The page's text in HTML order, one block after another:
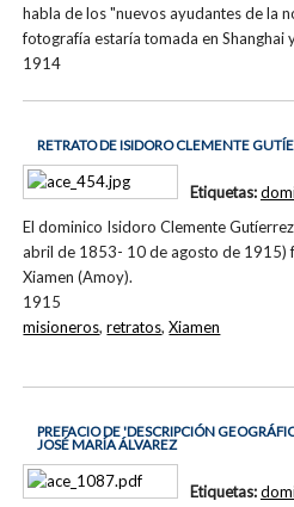
habla de los "nuevos ayudantes de la
fotografía estaría tomada en Shanghai
1914
RETRATO DE ISIDORO CLEMENTE
El dominico Isidoro Clemente
abril de 1853- 10 de agosto de 1915)
Xiamen (Amoy).
1915
Etiquetas:
misioneros,retratos,Xiamen
PREFACIO DE 'DESCRIPCIÓN
JOSÉ MARÍA ÁLVAREZ
Etiquetas: